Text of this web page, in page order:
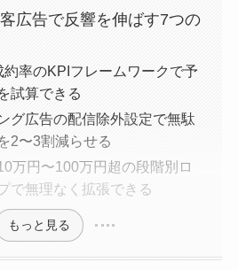
広告で反響を伸ばす7つの
約率のKPIフレームワークで予
試算できる
グ広告の配信除外設定で無駄
2〜3割減らせる
万円〜100万円超の段階別ロ
で無理なく拡張できる
もっと見る